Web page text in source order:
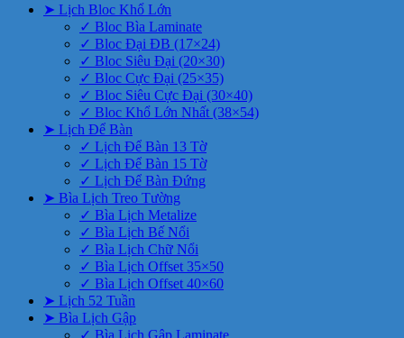
➤ Lịch Bloc Khổ Lớn
✓ Bloc Bìa Laminate
✓ Bloc Đại ĐB (17×24)
✓ Bloc Siêu Đại (20×30)
✓ Bloc Cực Đại (25×35)
✓ Bloc Siêu Cực Đại (30×40)
✓ Bloc Khổ Lớn Nhất (38×54)
➤ Lịch Để Bàn
✓ Lịch Để Bàn 13 Tờ
✓ Lịch Để Bàn 15 Tờ
✓ Lịch Để Bàn Đứng
➤ Bìa Lịch Treo Tường
✓ Bìa Lịch Metalize
✓ Bìa Lịch Bế Nổi
✓ Bìa Lịch Chữ Nổi
✓ Bìa Lịch Offset 35×50
✓ Bìa Lịch Offset 40×60
➤ Lịch 52 Tuần
➤ Bìa Lịch Gập
✓ Bìa Lịch Gập Laminate